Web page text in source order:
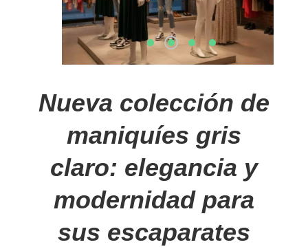
Nueva colección de
maniquíes gris
claro: elegancia y
modernidad para
sus escaparates